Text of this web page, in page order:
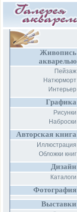
Живопись
акварелью
Пейзаж
Натюрморт
Интерьер
Графика
Рисунки
Наброски
Авторская книга
Иллюстрация
Обложки книг
Дизайн
Каталоги
Фотография
Выставки